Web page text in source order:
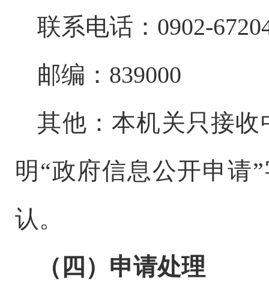
联系电话： 0902-
邮编： 839000
其他：本机关只接
明 “政府信息公开申请
认。
（四）申请处理